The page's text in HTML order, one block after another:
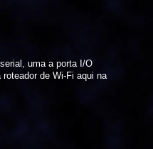
uma a porta I/O
de Wi-Fi aqui na